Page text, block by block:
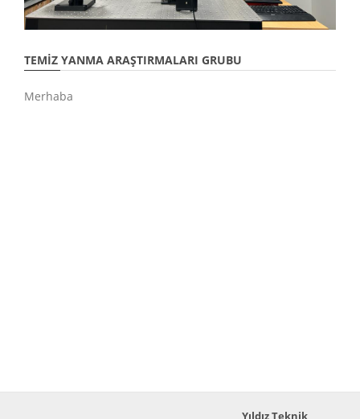
TEMIZ YANMA ARAŞTIRMALARI GRUBU
Merhaba
Yıldız Teknik